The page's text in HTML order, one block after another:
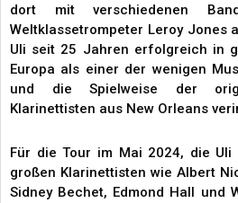
dort mit verschiedenen
Weltklassetrompeter Leroy Jones
Uli seit 25 Jahren erfolgreich in
Europa als einer der wenigen
und die Spielweise der
Klarinettisten aus New Orleans
Für die Tour im Mai 2024, die Uli
großen Klarinettisten wie Albert
Sidney Bechet, Edmond Hall und